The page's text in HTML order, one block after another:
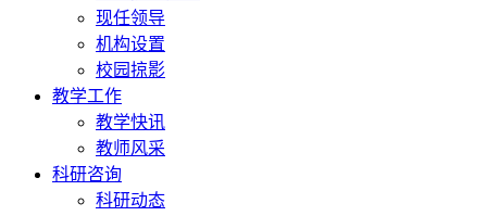
现任领导
机构设置
校园掠影
教学工作
教学快讯
教师风采
科研咨询
科研动态